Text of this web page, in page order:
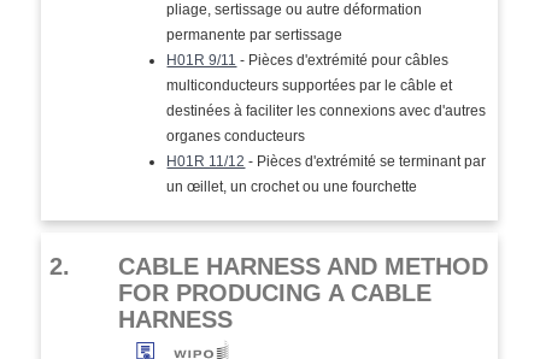
pliage, sertissage ou autre déformation
permanente par sertissage
H01R 9/11 - Pièces d'extrémité pour câbles
multiconducteurs supportées par le câble et
destinées à faciliter les connexions avec d'autres
organes conducteurs
H01R 11/12 - Pièces d'extrémité se terminant par
un œillet, un crochet ou une fourchette
2.
CABLE HARNESS AND METHOD
FOR PRODUCING A CABLE
HARNESS